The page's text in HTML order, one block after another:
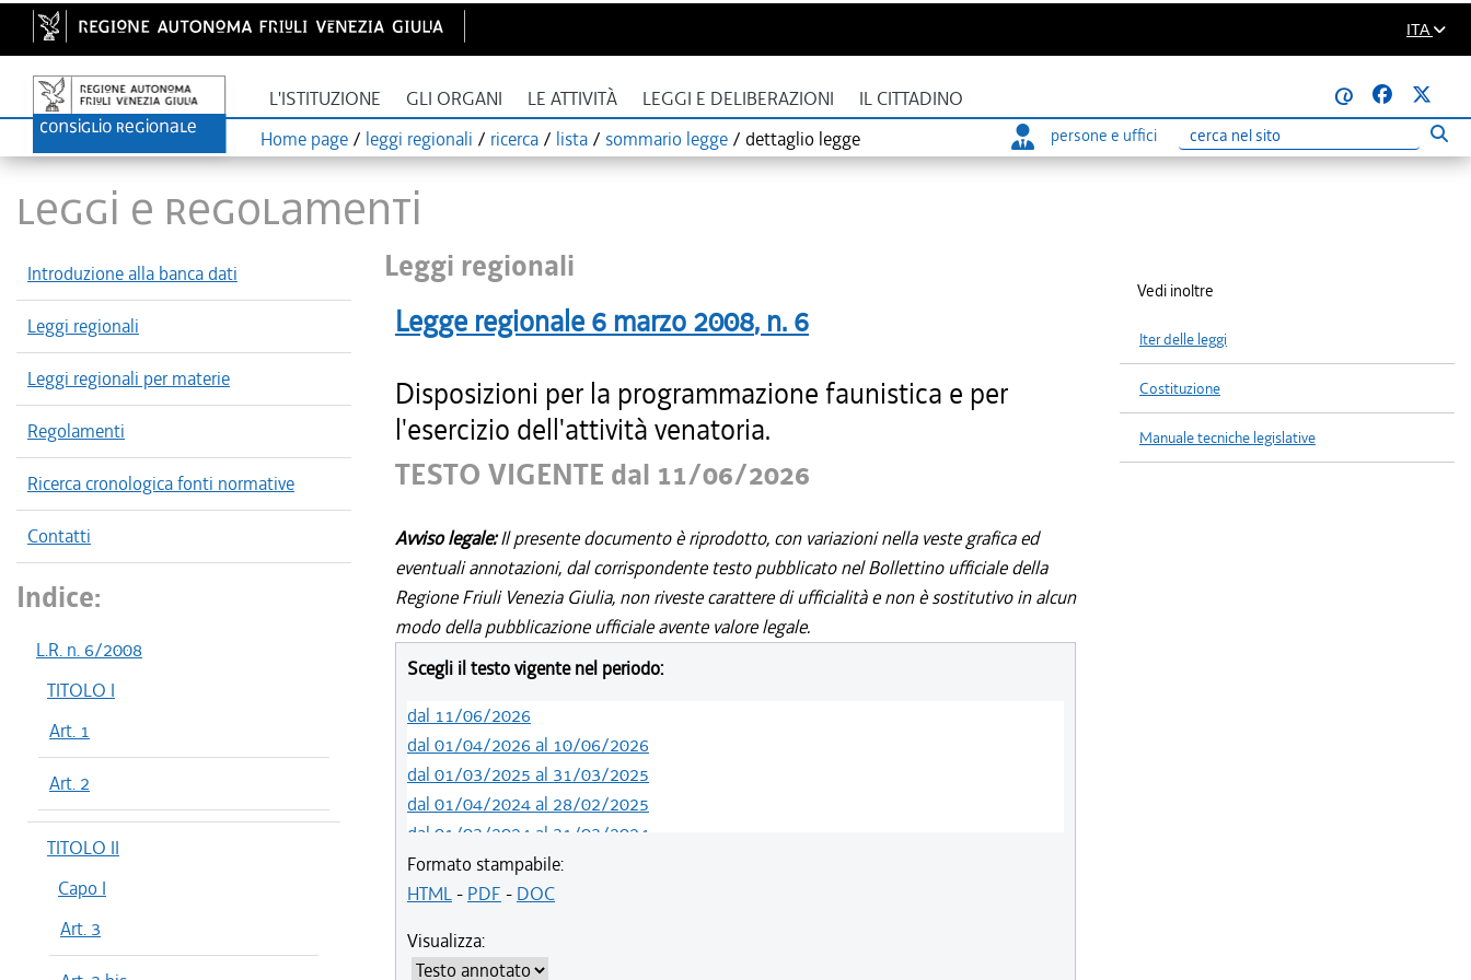
ITA
L'ISTITUZIONE GLI ORGANI LE ATTIVITÀ LEGGI E DELIBERAZIONI IL CITTADINO
@
Home page / leggi regionali / ricerca / lista / sommario legge / dettaglio legge persone e uffici
Ricerca
LEGGI E REGOLAMENTI
Introduzione alla banca dati
Leggi regionali
Leggi regionali per materie
Regolamenti
Ricerca cronologica fonti normative
Contatti
Indice:
L.R. n. 6/2008
TITOLO I
Art. 1
Art. 2
TITOLO II
Capo I
Art. 3
Leggi regionali
Legge regionale 6 marzo 2008, n. 6
Disposizioni per la programmazione faunistica e per
l'esercizio dell'attività venatoria.
TESTO VIGENTE dal 11/06/2026
Avviso legale:Il presente documento è riprodotto, con variazioni nella veste grafica ed
eventuali annotazioni, dal corrispondente testo pubblicato nel Bollettino ufficiale della
Regione Friuli Venezia Giulia, non riveste carattere di ufficialità e non è sostitutivo in alcun
modo della pubblicazione ufficiale avente valore legale.
Scegli il testo vigente nel periodo:
dal 11/06/2026
dal 01/04/2026 al 10/06/2026
dal 01/03/2025 al 31/03/2025
dal 01/04/2024 al 28/02/2025
dal 01/03/2024 al 31/03/2024
dal 01/01/2024 al 29/02/2024
dal 03/09/2023 al 31/12/2023
dal 07/03/2023 al 31/03/2023
Formato stampabile:
HTML- PDF - DOC
Visualizza:
Vedi inoltre
Iter delle leggi
Costituzione
Manuale tecniche legislative